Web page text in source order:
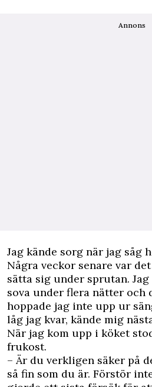
Annons
Jag kände sorg när jag såg
Några veckor senare var
sätta sig under sprutan.
sova under flera nätter och
hoppade jag inte upp ur
låg jag kvar, kände mig
När jag kom upp i köket
frukost.
– Är du verkligen säker på
så fin som du är. Förstör